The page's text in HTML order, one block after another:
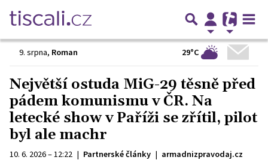
9. srpna, Roman 29°C
Největší ostuda MiG-29 těsně před
pádem komunismu v ČR. Na
letecké show v Paříži se zřítil, pilot
byl ale machr
10. 6. 2026 – 12:22 | Partnerské články | armadnizpravodaj.cz